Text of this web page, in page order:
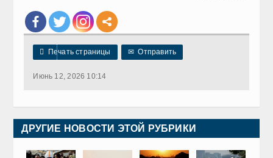
 Печать страницы ✉ Отправить
Июнь 12, 2026 10:14
ДРУГИЕ НОВОСТИ ЭТОЙ РУБРИКИ